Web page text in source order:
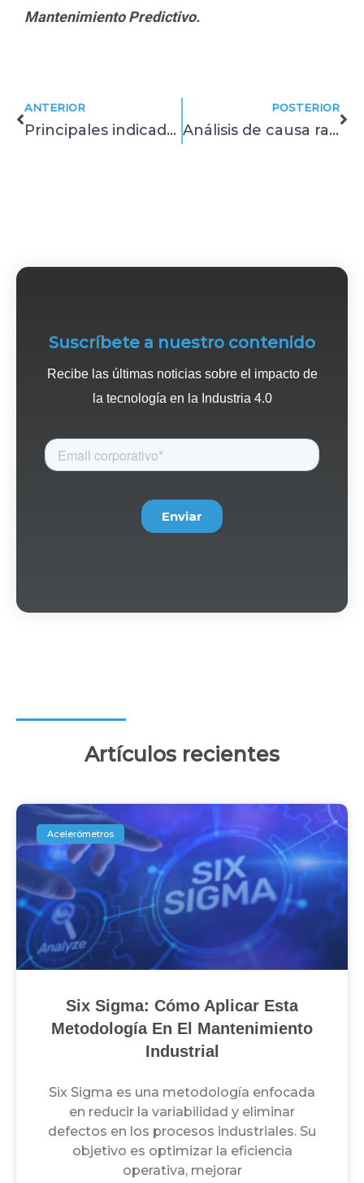
Mantenimiento Predictivo.
ANTERIOR
Principales indicadores para una gestión eficiente del mantenimiento
POSTERIOR
Análisis de causa raíz: qué son los 5 porqués y cómo aplicarlos
Suscríbete a nuestro contenido
Recibe las últimas noticias sobre el impacto de
la tecnología en la Industria 4.0
Artículos recientes
Acelerómetros
Six Sigma: Cómo Aplicar Esta
Metodología En El Mantenimiento
Industrial
Six Sigma es una metodología enfocada
en reducir la variabilidad y eliminar
defectos en los procesos industriales. Su
objetivo es optimizar la eficiencia
operativa, mejorar